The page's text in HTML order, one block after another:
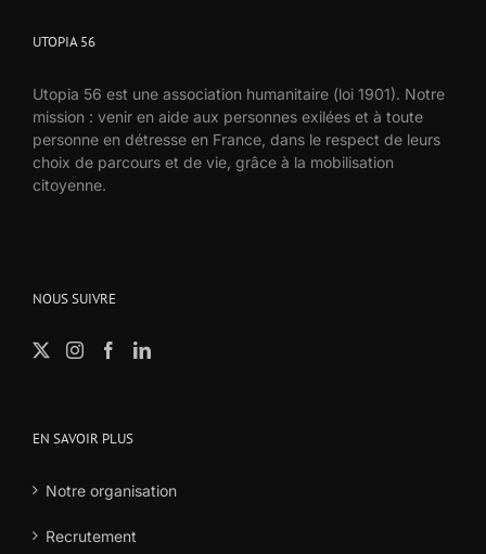
UTOPIA 56
Utopia 56 est une association humanitaire (loi 1901). Notre
mission : venir en aide aux personnes exilées et à toute
personne en détresse en France, dans le respect de leurs
choix de parcours et de vie, grâce à la mobilisation
citoyenne.
NOUS SUIVRE
EN SAVOIR PLUS
Notre organisation
Recrutement